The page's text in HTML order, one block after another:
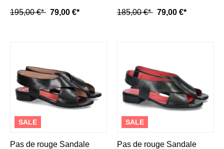
dunkelblau
195,00 €* 79,00 €*
moro/ dunkelbraun
185,00 €* 79,00 €*
SALE
Pas de rouge Sandale
SALE
Pas de rouge Sandale